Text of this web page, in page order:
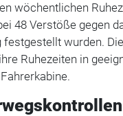
wöchentlichen
48 Verstöße gegen
wurden.
Ruhezeiten in